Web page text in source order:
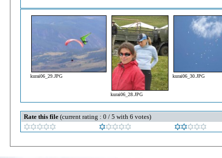
kurai06_29.JPG
kurai06_28.JPG
kurai06_30.JPG
Rate this file (current rating : 0 / 5 with 6 votes)